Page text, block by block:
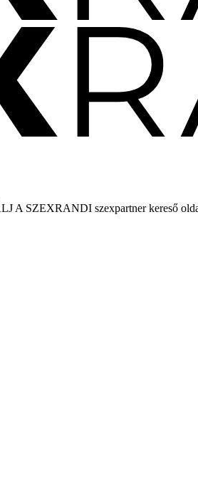
A SZEXRANDI szexpartner kereső